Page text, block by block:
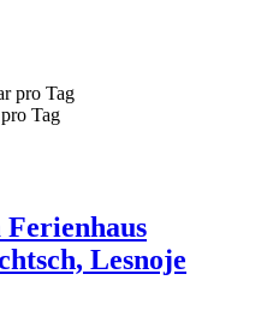
pro Tag
Tag
Ferienhaus
Lesnoje